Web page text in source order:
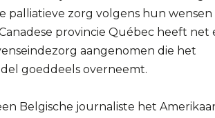
palliatieve zorg volgens hun
provincie Québec heeft net
aangenomen die het
goeddeels overneemt.
Belgische journaliste het